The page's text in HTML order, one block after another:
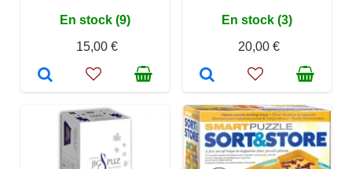
En stock (9)
15,00 €
En stock (3)
20,00 €